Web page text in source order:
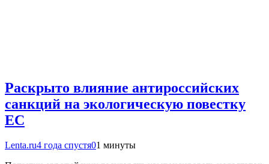
Раскрыто влияние антироссийских
санкций на экологическую повестку
ЕС
Lenta.ru4 года спустя01 минуты